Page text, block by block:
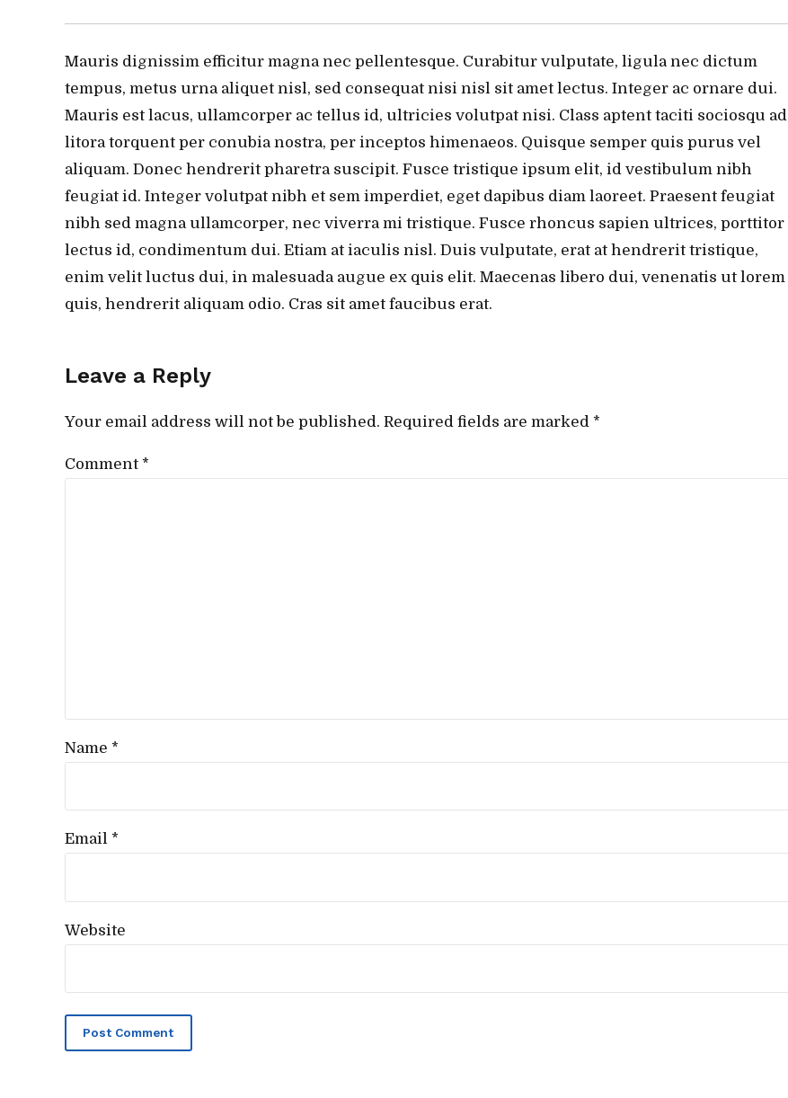
Mauris dignissim efficitur magna nec pellentesque. Curabitur vulputate, ligula nec dictum
tempus, metus urna aliquet nisl, sed consequat nisi nisl sit amet lectus. Integer ac ornare dui.
Mauris est lacus, ullamcorper ac tellus id, ultricies volutpat nisi. Class aptent taciti sociosqu ad
litora torquent per conubia nostra, per inceptos himenaeos. Quisque semper quis purus vel
aliquam. Donec hendrerit pharetra suscipit. Fusce tristique ipsum elit, id vestibulum nibh
feugiat id. Integer volutpat nibh et sem imperdiet, eget dapibus diam laoreet. Praesent feugiat
nibh sed magna ullamcorper, nec viverra mi tristique. Fusce rhoncus sapien ultrices, porttitor
lectus id, condimentum dui. Etiam at iaculis nisl. Duis vulputate, erat at hendrerit tristique,
enim velit luctus dui, in malesuada augue ex quis elit. Maecenas libero dui, venenatis ut lorem
quis, hendrerit aliquam odio. Cras sit amet faucibus erat.
Leave a Reply
Your email address will not be published. Required fields are marked *
Comment *
Name *
Email *
Website
Post Comment